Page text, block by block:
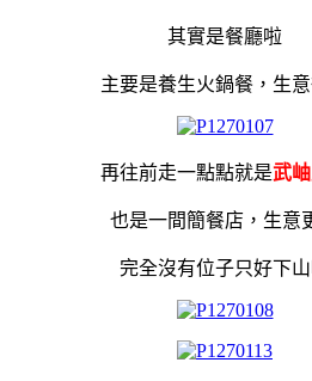
其實是餐廳啦
主要是養生火鍋餐，生
再往前走一點點就是武
也是一間簡餐店，生意
完全沒有位子只好下